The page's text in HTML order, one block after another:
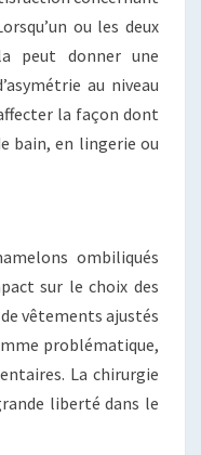
ou les deux
peut donner une
au niveau
la façon dont
bain, en lingerie ou
ombiliqués
sur le choix des
vêtements ajustés
problématique,
La chirurgie
liberté dans le